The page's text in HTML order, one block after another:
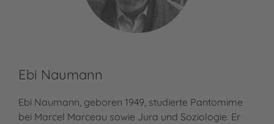
Ebi Naumann
Ebi Naumann, geboren 1949, studierte Pantomime
bei Marcel Marceau sowie Jura und Soziologie. Er